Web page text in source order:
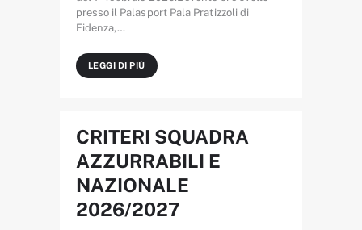
presso il Palasport Pala Pratizzoli di
Fidenza,…
LEGGI DI PIÙ
CRITERI SQUADRA
AZZURRABILI E
NAZIONALE
2026/2027